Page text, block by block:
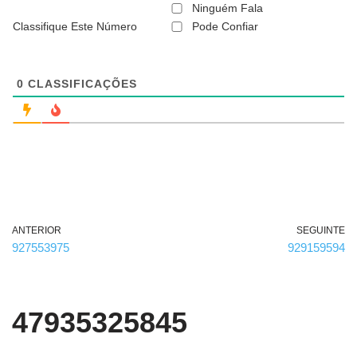
a
ó
Classifique Este Número
Ninguém Fala
Pode Confiar
0 CLASSIFICAÇÕES
ANTERIOR
927553975
SEGUINTE
929159594
47935325845